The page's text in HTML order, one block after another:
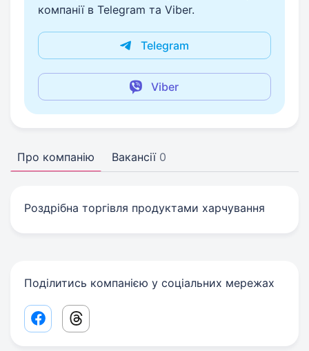
компанії в Telegram та Viber.
Telegram
Viber
Про компанію Вакансії 0
Роздрібна торгівля продуктами харчування
Поділитись компанією у соціальних мережах
Facebook share link
Threads share link